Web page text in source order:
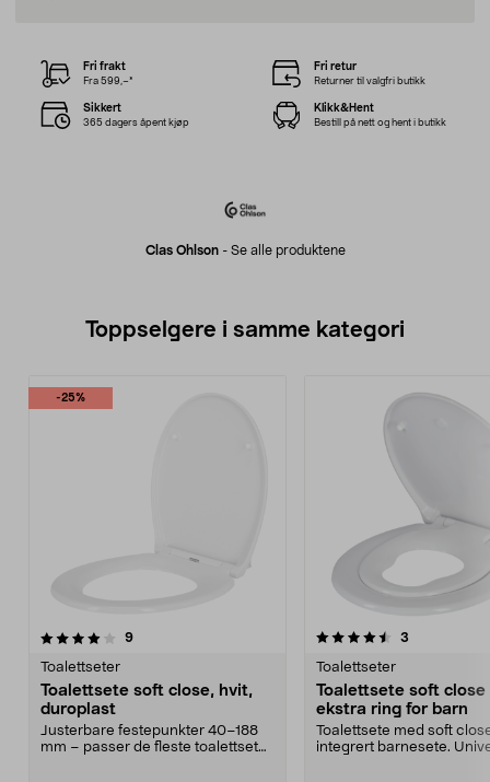
Clas Ohlson- Se alle produktene
Fri frakt
Fra 599,–*
Fri retur
Returner til valgfri butikk
Sikkert
365 dagers åpent kjøp
Klikk&Hent
Bestill på nett og hent i butikk
Toppselgere i samme kategori
-25%
9anmeldelser
Toalettseter
Toalettsete soft close, hvit,
duroplast
Justerbare festepunkter 40–188
mm – passer de fleste toalettseter.
4.5 av 5 stjerner 3
Toalettseter
Toalettsete soft close
ekstra ring for barn
Toalettsete med soft
integrert barnesete.
4.0 av 5 stjerner